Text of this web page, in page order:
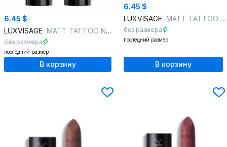
6.45 $
LUXVISAGE MATT TATTOO NO TRANSFER 12H , 126 тон
без размера
последний размер
В корзину
6.45 $
LUXVISAGE MATT TATTOO NO TRANSFER 12H , 125 тон
без размера
последний размер
В корзину